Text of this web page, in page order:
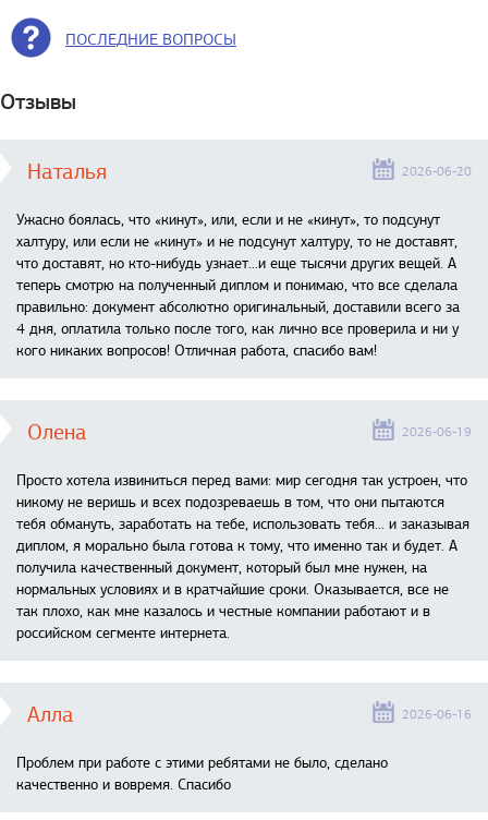
ПОСЛЕДНИЕ ВОПРОСЫ
Отзывы
Наталья 2026-06-20
Ужасно боялась, что «кинут», или, если и не «кинут», то подсунут
халтуру, или если не «кинут» и не подсунут халтуру, то не доставят,
что доставят, но кто-нибудь узнает...и еще тысячи других вещей. А
теперь смотрю на полученный диплом и понимаю, что все сделала
правильно: документ абсолютно оригинальный, доставили всего за
4 дня, оплатила только после того, как лично все проверила и ни у
кого никаких вопросов! Отличная работа, спасибо вам!
Олена 2026-06-19
Просто хотела извиниться перед вами: мир сегодня так устроен, что
никому не веришь и всех подозреваешь в том, что они пытаются
тебя обмануть, заработать на тебе, использовать тебя... и заказывая
диплом, я морально была готова к тому, что именно так и будет. А
получила качественный документ, который был мне нужен, на
нормальных условиях и в кратчайшие сроки. Оказывается, все не
так плохо, как мне казалось и честные компании работают и в
российском сегменте интернета.
Алла 2026-06-16
Проблем при работе с этими ребятами не было, сделано
качественно и вовремя. Спасибо